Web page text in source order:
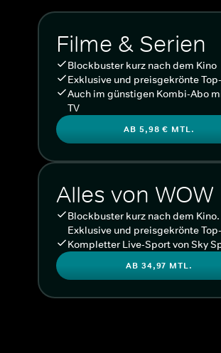
Filme & Serien
Blockbuster kurz nach dem Kino
Exklusive und preisgekrönte
Auch im günstigen Kombi-Abo
TV
AB 5,98 € MTL.
Alles von WOW
Blockbuster kurz nach dem Kino.
Exklusive und preisgekrönte
Kompletter Live-Sport von Sky
AB 34,97 MTL.